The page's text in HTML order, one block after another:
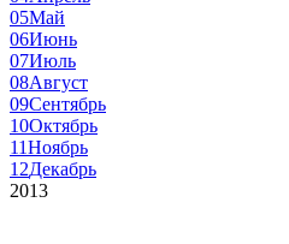
05Май
06Июнь
07Июль
08Август
09Сентябрь
10Октябрь
11Ноябрь
12Декабрь
2013